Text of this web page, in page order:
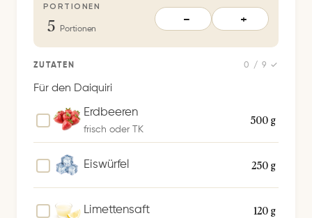
p
e
h
PORTIONEN
5 Portionen
− +
ZUTATEN 0 / 9 ✓
Für den Daiquiri
500 g
Erdbeeren
frisch oder TK
250 g
Eiswürfel
120 g
Limettensaft